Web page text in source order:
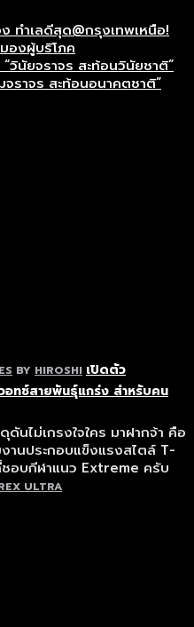
ทำเลดีสุด@กรุงเทพเหนือ!
องผู้บริโภค
วินัยจราจร สะท้อนวินัยชาติ”
ราจร สะท้อนอนาคตชาติ”
BY HIROSHI เปิดตัว
อทช์สายพันธุ์แกร่ง สำหรับคน
นไม่เกรงใจใคร มาฝากจ้า คือ
นประกอบแข็งแรงสไตล์ T-
ชอบกีฬาแนว Extreme ครับ
ULTRA